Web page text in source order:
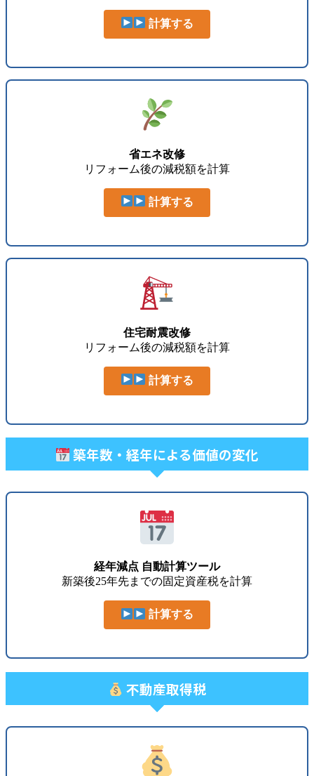
計算する
省エネ改修
リフォーム後の減税額を計算
計算する
住宅耐震改修
リフォーム後の減税額を計算
計算する
築年数・経年による価値の変化
経年減点 自動計算ツール
新築後25年先までの固定資産税を計算
計算する
不動産取得税